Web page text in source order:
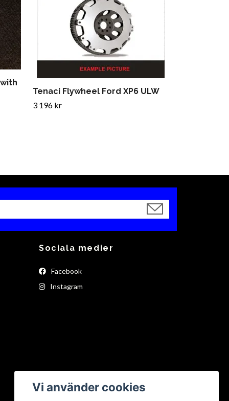
Tenaci Flywheel Ford XP6 ULW
3 196 kr
Sociala medier
Facebook
Instagram
Vi använder cookies